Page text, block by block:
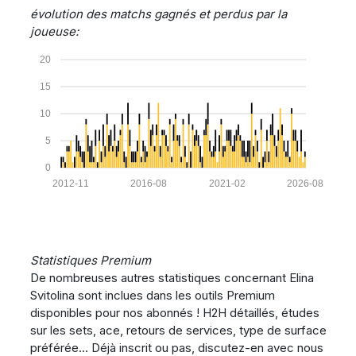
évolution des matchs gagnés et perdus par la
joueuse:
0
5
10
15
20
2026-08
2021-02
2016-08
2012-11
Statistiques Premium
De nombreuses autres statistiques concernant Elina
Svitolina sont inclues dans les outils Premium
disponibles pour nos abonnés ! H2H détaillés, études
sur les sets, ace, retours de services, type de surface
préférée... Déjà inscrit ou pas, discutez-en avec nous